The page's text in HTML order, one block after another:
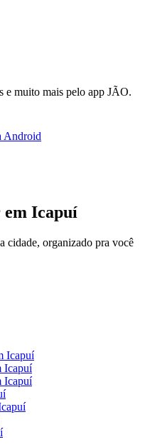
e muito mais pelo app JÃO.
Android
em Icapuí
cidade, organizado pra você
Icapuí
Icapuí
Icapuí